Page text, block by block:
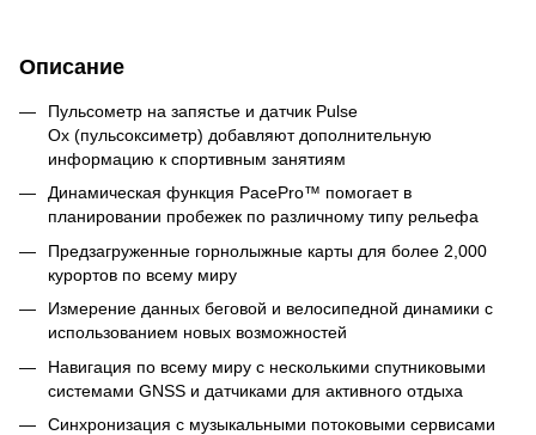
Описание
Пульсометр на запястье и датчик Pulse
Ox (пульсоксиметр) добавляют дополнительную
информацию к спортивным занятиям
Динамическая функция PacePro™ помогает в
планировании пробежек по различному типу рельефа
Предзагруженные горнолыжные карты для более 2,000
курортов по всему миру
Измерение данных беговой и велосипедной динамики с
использованием новых возможностей
Навигация по всему миру с несколькими спутниковыми
системами GNSS и датчиками для активного отдыха
Синхронизация с музыкальными потоковыми сервисами